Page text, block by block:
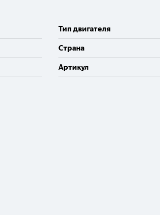
Тип двигателя
Cтрана
Артикул